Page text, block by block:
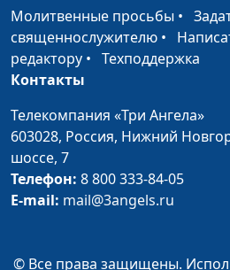
Мечты
Отношение к семье
Божьи законы
Молитвенные просьбы •
священнослужителю •
редактору • Техподдержка
Контакты
Телекомпания «Три Ангела»
603028, Россия, Нижний
шоссе, 7
Телефон: 8 800 333-84-05
E-mail: mail@3angels.ru
© Все права защищены.